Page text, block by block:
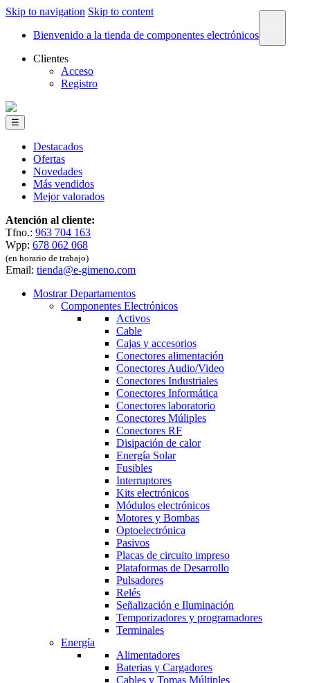
Skip to navigation Skip to content
Bienvenido a la tienda de componentes electrónicos
Clientes
Acceso
Registro
☰
Destacados
Ofertas
Novedades
Más vendidos
Mejor valorados
Atención al cliente:
Tfno.: 963 704 163
Wpp: 678 062 068
(en horario de trabajo)
Email: tienda@e-gimeno.com
Mostrar Departamentos
Componentes Electrónicos
Activos
Cable
Cajas y accesorios
Conectores alimentación
Conectores Audio/Video
Conectores Industriales
Conectores Informática
Conectores laboratorio
Conectores Múliples
Conectores RF
Disipación de calor
Energía Solar
Fusibles
Interruptores
Kits electrónicos
Módulos electrónicos
Motores y Bombas
Optoelectrónica
Pasivos
Placas de circuito impreso
Plataformas de Desarrollo
Pulsadores
Relés
Señalización e Iluminación
Temporizadores y programadores
Terminales
Energía
Alimentadores
Baterias y Cargadores
Cables y Tomas Múltiples